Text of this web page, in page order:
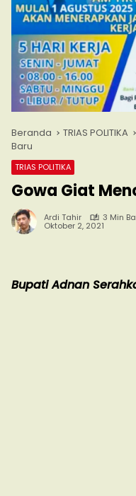
Beranda TRIAS POLITIKA
Baru
TRIAS POLITIKA
Gowa Giat
Ardi Tahir 3 Min
Oktober 2, 2021
Bupati Adnan